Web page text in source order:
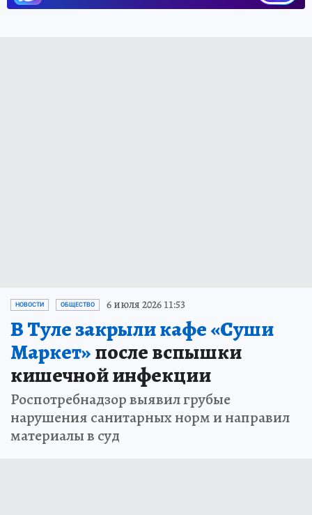
НОВОСТИ ОБЩЕСТВО 6 июля 2026 11:53
В Туле закрыли кафе «Суши
Маркет»после вспышки
кишечной инфекции
Роспотребнадзор выявил грубые
нарушения санитарных норм и направил
материалы в суд